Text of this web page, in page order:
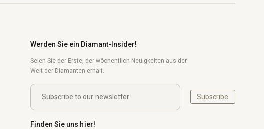
Werden Sie ein Diamant-Insider!
Seien Sie der Erste, der wöchentlich Neuigkeiten aus der
Welt der Diamanten erhält.
Subscribe
Finden Sie uns hier!